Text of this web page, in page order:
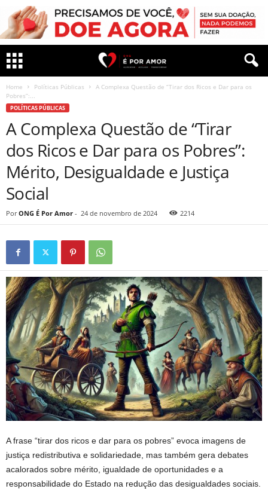
Home Políticas Públicas
A Complexa Questão de “Tirar dos Ricos e Dar para os
Pobres”:...
POLÍTICAS PÚBLICAS
A Complexa Questão de “Tirar
dos Ricos e Dar para os Pobres”:
Mérito, Desigualdade e Justiça
Social
Por ONG É Por Amor - 24 de novembro de 2024 2214
A frase “tirar dos ricos e dar para os pobres” evoca imagens de
justiça redistributiva e solidariedade, mas também gera debates
acalorados sobre mérito, igualdade de oportunidades e a
responsabilidade do Estado na redução das desigualdades sociais.